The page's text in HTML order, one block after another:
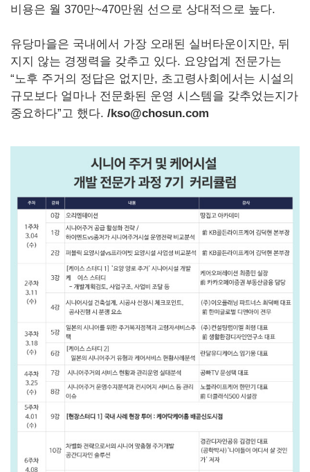
비용은 월 370만~470만원 선으로 상대적으로 높다.
유당마을은 국내에서 가장 오래된 실버타운이지만, 뒤
지지 않는 경쟁력을 갖추고 있다. 요양업계 전문가는
“노후 주거의 정답은 없지만, 초고령사회에서는 시설의
규모보다 얼마나 전문화된 운영 시스템을 갖추었는지가
중요하다”고 했다. /kso@chosun.com